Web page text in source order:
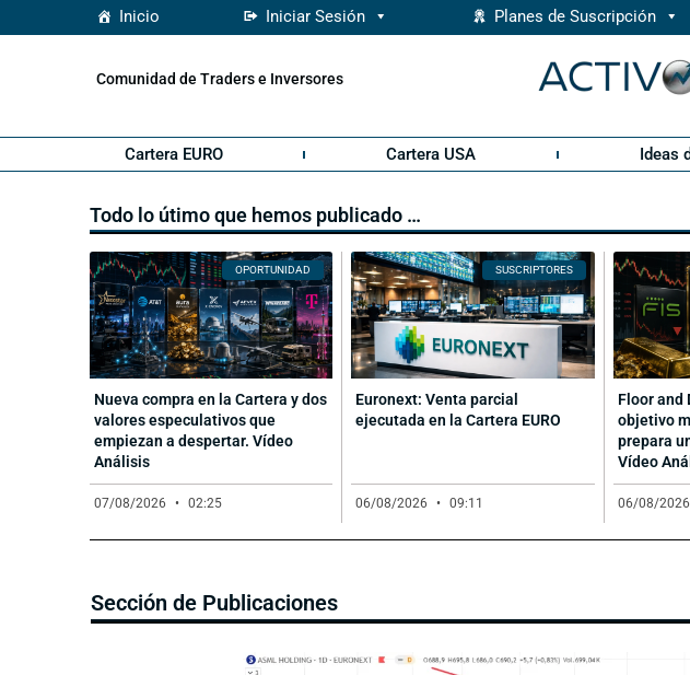
Inicio Iniciar Sesión Planes de Suscripción
Comunidad de Traders e Inversores
Cartera EURO Cartera USA Ideas
Todo lo útimo que hemos publicado …
OPORTUNIDAD
Nueva compra en la Cartera y dos
valores especulativos que
empiezan a despertar. Vídeo
Análisis
07/08/2026 02:25
SUSCRIPTORES
Euronext: Venta parcial
ejecutada en la Cartera EURO
06/08/2026 09:11
Floor and
objetivo
prepara
Vídeo
06/08/2026
Sección de Publicaciones